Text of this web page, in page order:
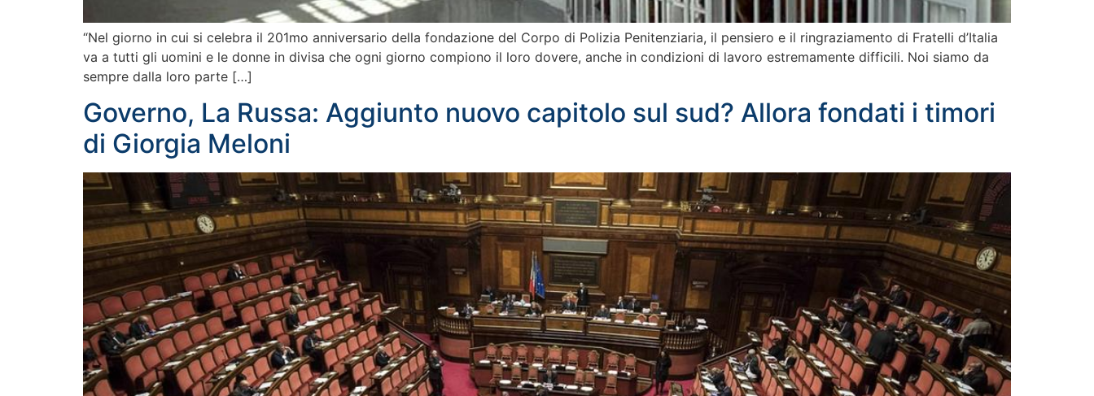
“Nel giorno in cui si celebra il 201mo anniversario della fondazione del Corpo di Polizia Penitenziaria, il pensiero e il ringraziamento di Fratelli d’Italia
va a tutti gli uomini e le donne in divisa che ogni giorno compiono il loro dovere, anche in condizioni di lavoro estremamente difficili. Noi siamo da
sempre dalla loro parte […]
Governo, La Russa: Aggiunto nuovo capitolo sul sud? Allora fondati i timori
di Giorgia Meloni